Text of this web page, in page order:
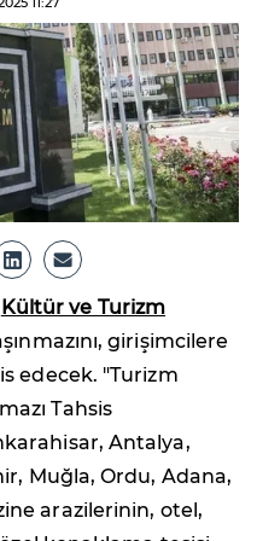
Kültür ve Turizm
girişimcilere
edecek. "Turizm
Tahsis
Antalya,
Muğla, Ordu, Adana,
arazilerinin, otel,